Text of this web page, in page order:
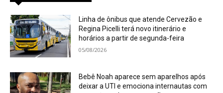
Linha de ônibus que atende Cervezão e
Regina Picelli terá novo itinerário e
horários a partir de segunda-feira
05/08/2026
Bebê Noah aparece sem aparelhos após
deixar a UTI e emociona internautas com